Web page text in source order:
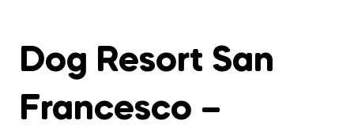
Dog Resort San
Francesco –